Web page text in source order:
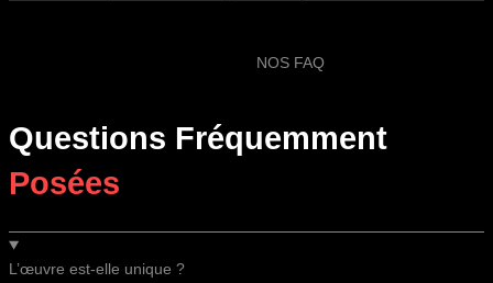
NOS FAQ
Questions Fréquemment
Posées
L’œuvre est-elle unique ?